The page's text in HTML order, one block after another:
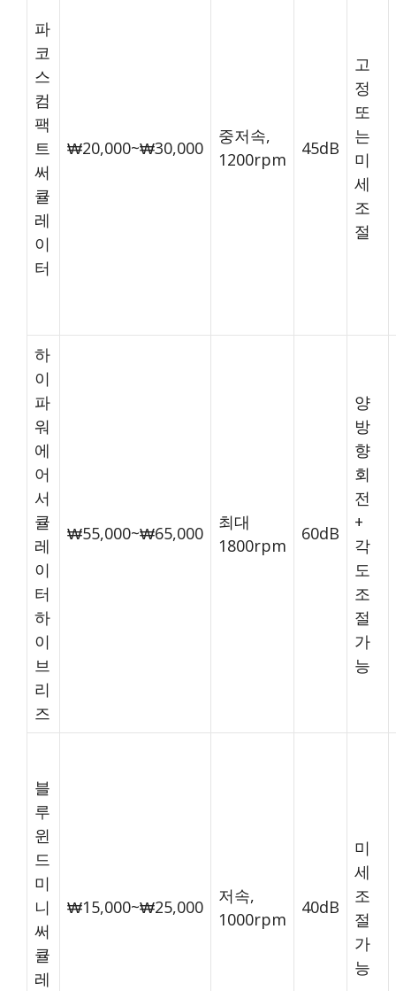
파
코
스
컴
팩
트
써
큘
레
이
터
₩20,000~₩30,000
중저속,
1200rpm
45dB
고
정
또
는
미
세
조
절
하
이
파
워
에
어
서
큘
레
이
터
하
이
브
리
즈
₩55,000~₩65,000
최대
1800rpm
60dB
양
방
향
회
전
+
각
도
조
절
가
능
블
루
윈
드
미
니
써
큘
레
₩15,000~₩25,000
저속,
1000rpm
40dB
미
세
조
절
가
능